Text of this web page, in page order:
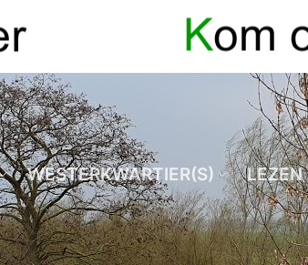
WESTERKWARTIER(S) LEZEN